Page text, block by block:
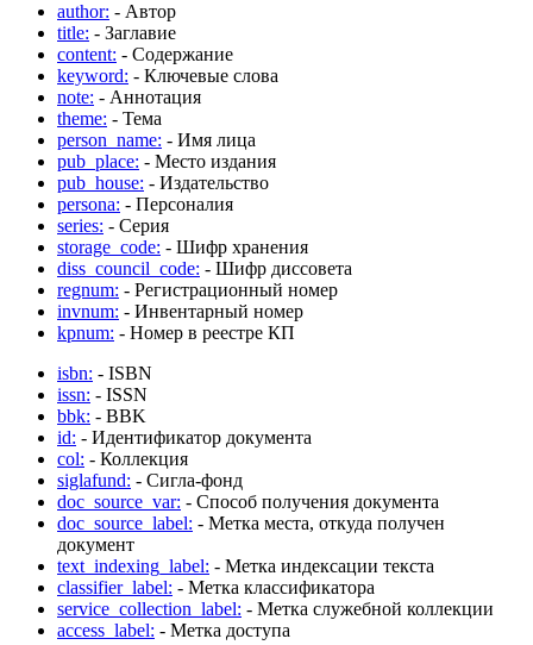
author: - Автор
title: - Заглавие
content: - Содержание
keyword: - Ключевые слова
note: - Аннотация
theme: - Тема
person_name: - Имя лица
pub_place: - Место издания
pub_house: - Издательство
persona: - Персоналия
series: - Серия
storage_code: - Шифр хранения
diss_council_code: - Шифр диссовета
regnum: - Регистрационный номер
invnum: - Инвентарный номер
kpnum: - Номер в реестре КП
isbn: - ISBN
issn: - ISSN
bbk: - BBK
id: - Идентификатор документа
col: - Коллекция
siglafund: - Сигла-фонд
doc_source_var: - Способ получения документа
doc_source_label: - Метка места, откуда получен
документ
text_indexing_label: - Метка индексации текста
classifier_label: - Метка классификатора
service_collection_label: - Метка служебной коллекции
access_label: - Метка доступа